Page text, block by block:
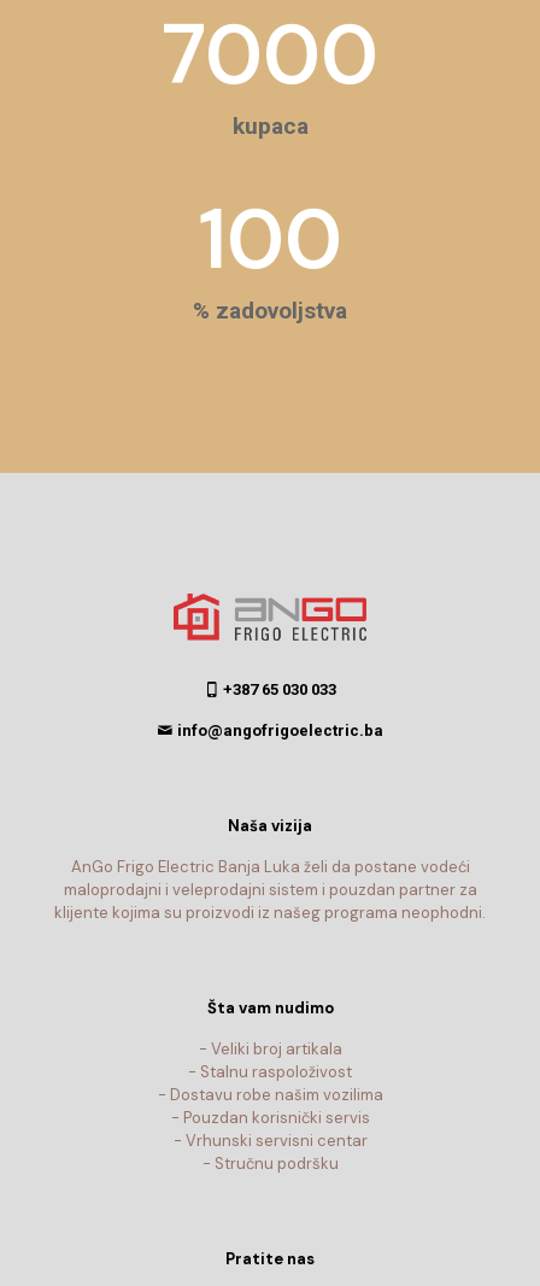
7000
kupaca
100
% zadovoljstva
+387 65 030 033
info@angofrigoelectric.ba
Naša vizija
AnGo Frigo Electric Banja Luka želi da postane vodeći
maloprodajni i veleprodajni sistem i pouzdan partner za
klijente kojima su proizvodi iz našeg programa neophodni.
Šta vam nudimo
- Veliki broj artikala
- Stalnu raspoloživost
- Dostavu robe našim vozilima
- Pouzdan korisnički servis
- Vrhunski servisni centar
- Stručnu podršku
Pratite nas